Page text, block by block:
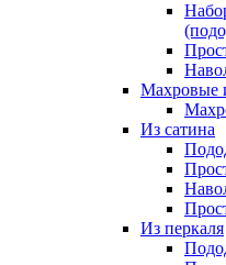
Махровые
Из сатина
Из перкаля